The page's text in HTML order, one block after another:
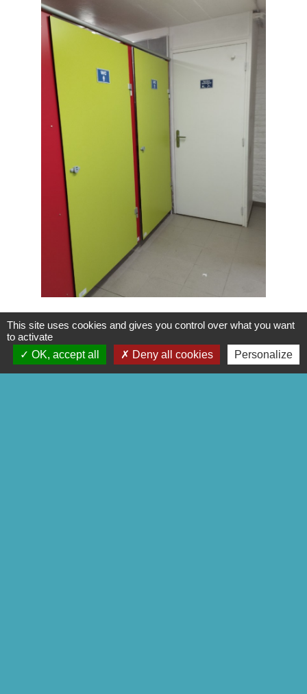
This site uses cookies and gives you control over what you want
to activate
OK, accept all
Deny all cookies Personalize